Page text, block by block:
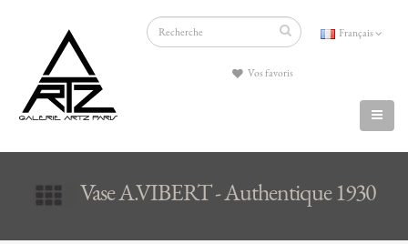
Français
Vos favoris
Vase A.VIBERT - Authentique 1930